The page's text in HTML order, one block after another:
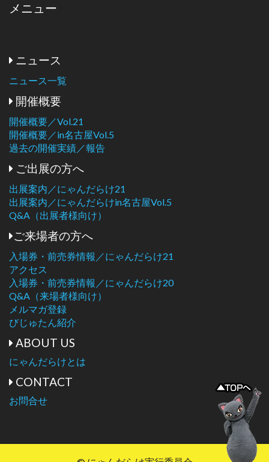
メニュー
ニュース
ニュース一覧
開催概要
開催概要／Vol.21
開催概要／in名古屋Vol.5
過去の開催実績／報告
ご出展の方へ
出展案内／にゃんだらけ21
出展案内／にゃんだらけin名古屋Vol.5
Q&A（出展者様向け）
ご来場者の方へ
入場券・前売券情報／にゃんだらけ21
アクセス
入場券・前売券情報／にゃんだらけ20
Q&A（来場者様向け）
メルマガ登録
びじゅたん紹介
ABOUT US
にゃんだらけとは
CONTACT
お問合せ